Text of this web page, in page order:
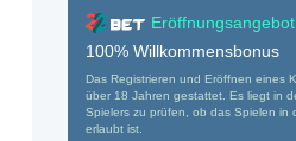
Eröffnungsangebot
100% Willkommensbonus
Das Registrieren und Eröffnen eines
über 18 Jahren gestattet. Es liegt in
Spielers zu prüfen, ob das Spielen in
erlaubt ist.